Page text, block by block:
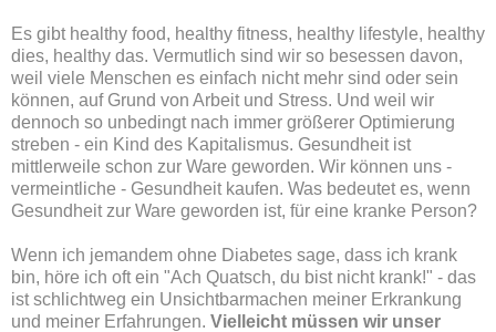
Es gibt healthy food, healthy fitness, healthy lifestyle, healthy
dies, healthy das. Vermutlich sind wir so besessen davon,
weil viele Menschen es einfach nicht mehr sind oder sein
können, auf Grund von Arbeit und Stress. Und weil wir
dennoch so unbedingt nach immer größerer Optimierung
streben - ein Kind des Kapitalismus. Gesundheit ist
mittlerweile schon zur Ware geworden. Wir können uns -
vermeintliche - Gesundheit kaufen. Was bedeutet es, wenn
Gesundheit zur Ware geworden ist, für eine kranke Person?
Wenn ich jemandem ohne Diabetes sage, dass ich krank
bin, höre ich oft ein "Ach Quatsch, du bist nicht krank!" - das
ist schlichtweg ein Unsichtbarmachen meiner Erkrankung
und meiner Erfahrungen. Vielleicht müssen wir unser